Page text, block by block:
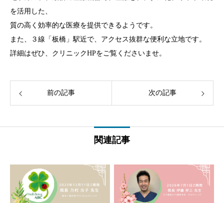
を活用した、
質の高く効率的な医療を提供できるようです。
また、３線「板橋」駅近で、アクセス抜群な便利な立地です。
詳細はぜひ、クリニックHPをご覧くださいませ。
前の記事 次の記事
関連記事